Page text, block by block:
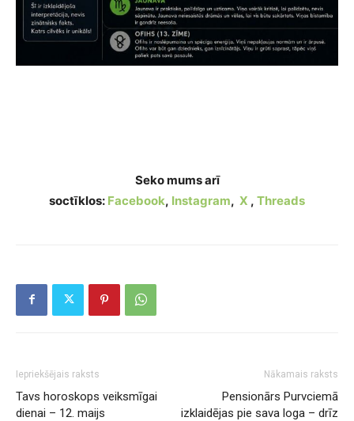
Seko mums arī
soctīklos: Facebook, Instagram, X , Threads
Iepriekšējais raksts
Tavs horoskops veiksmīgai
dienai – 12. maijs
Nākamais raksts
Pensionārs Purvciemā
izklaidējas pie sava loga – drīz